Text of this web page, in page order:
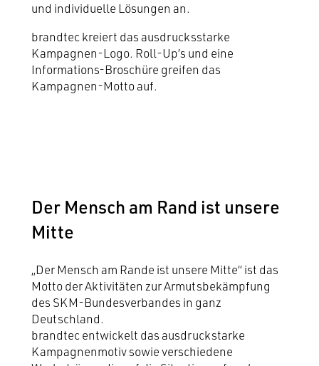
und individuelle Lösungen an.
brandtec kreiert das ausdrucksstarke
Kampagnen-Logo. Roll-Up’s und eine
Informations-Broschüre greifen das
Kampagnen-Motto auf.
Der Mensch am Rand ist unsere
Mitte
„Der Mensch am Rande ist unsere Mitte“ ist das
Motto der Aktivitäten zur Armutsbekämpfung
des SKM-Bundesverbandes in ganz
Deutschland.
brandtec entwickelt das ausdruckstarke
Kampagnenmotiv sowie verschiedene